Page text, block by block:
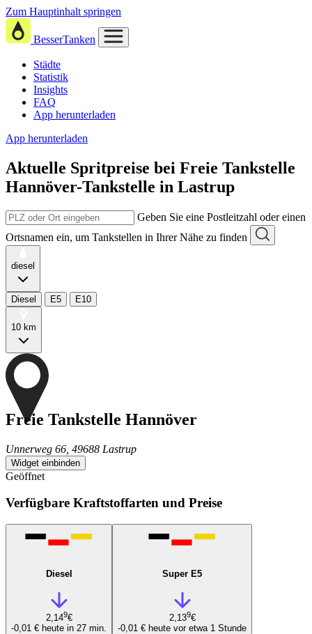
Zum Hauptinhalt springen
BesserTanken
Städte
Statistik
Insights
FAQ
App herunterladen
App herunterladen
Aktuelle Spritpreise bei Freie Tankstelle
Hannöver-Tankstelle in Lastrup
Geben Sie eine Postleitzahl oder einen
Ortsnamen ein, um Tankstellen in Ihrer Nähe zu finden
diesel
Diesel E5 E10
10 km
Freie Tankstelle Hannöver
Unnerweg 66, 49688 Lastrup
Widget einbinden
Geöffnet
Verfügbare Kraftstoffarten und Preise
Diesel
2,149€
-0,01 € heute in 27 min.
Super E5
2,139€
-0,01 € heute vor etwa 1 Stunde